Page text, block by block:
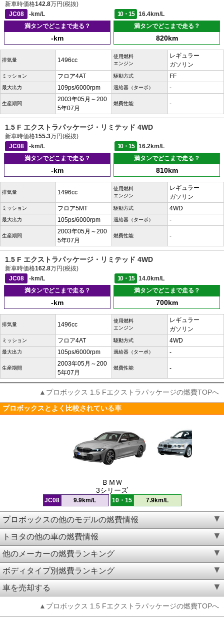
新車時価格142.8万円(税抜)
JC08
-km/L 10・15
16.4km/L
満タンでどこまで走る？
-km
満タンでどこまで走る？
820km
排気量 1496cc
使用燃料
エンジン
レギュラー
ガソリン
ミッション フロア4AT 駆動方式 FF
最大出力 109ps/6000rpm 過給器（ターボ） -
生産期間
2003年05月～200
5年07月
燃費性能 -
1.5 F エクストラパッケージ・リミテッド 4WD
新車時価格155.3万円(税抜)
JC08
-km/L 10・15
16.2km/L
満タンでどこまで走る？
-km
満タンでどこまで走る？
810km
排気量 1496cc
使用燃料
エンジン
レギュラー
ガソリン
ミッション フロア5MT 駆動方式 4WD
最大出力 105ps/6000rpm 過給器（ターボ） -
生産期間
2003年05月～200
5年07月
燃費性能 -
1.5 F エクストラパッケージ・リミテッド 4WD
新車時価格162.8万円(税抜)
JC08
-km/L 10・15
14.0km/L
満タンでどこまで走る？
-km
満タンでどこまで走る？
700km
排気量 1496cc
使用燃料
エンジン
レギュラー
ガソリン
ミッション フロア4AT 駆動方式 4WD
最大出力 105ps/6000rpm 過給器（ターボ） -
生産期間
2003年05月～200
5年07月
燃費性能 -
▲プロボックス 1.5 Fエクストラパッケージの燃費TOPへ
プロボックスとよく比較されている車
ＢＭＷ
3シリーズ
JC08 9.9km/L 10・15 7.9km/L
プロボックスの他のモデルの燃費情報
トヨタの他の車の燃費情報
他のメーカーの燃費ランキング
ボディタイプ別燃費ランキング
車を売却する
▲プロボックス 1.5 Fエクストラパッケージの燃費TOPへ